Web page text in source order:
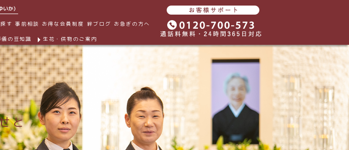
か）
す 事前相談 お得な会員制度 絆ブログ お急ぎの方へ
生花・供物のご案内
儀の豆知識
と